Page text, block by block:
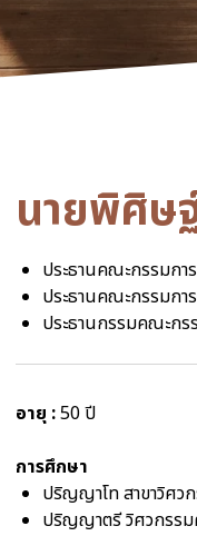
นายพิศิษ
ประธานคณะกรรมกา
ประธานคณะกรรมกา
ประธานกรรมคณะกร
อายุ :50 ปี
การศึกษา
ปริญญาโท สาขาวิศว
ปริญญาตรี วิศวกรรม